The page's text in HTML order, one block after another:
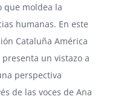
que moldea la
humanas. En este
Cataluña América
un vistazo a
perspectiva
de las voces de Ana